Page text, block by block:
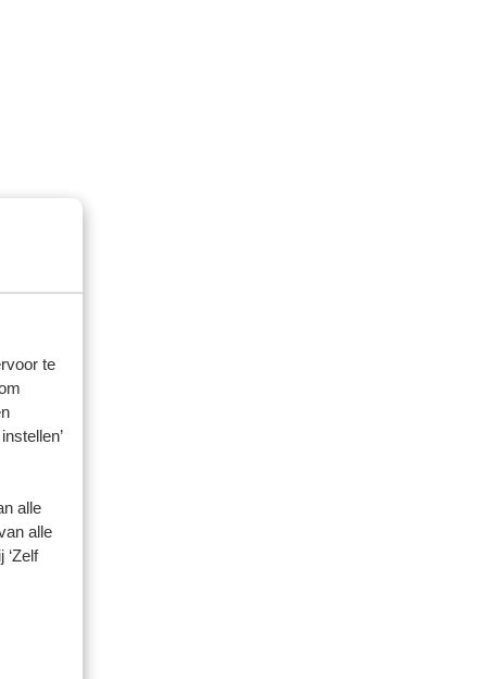
te
alle
alle